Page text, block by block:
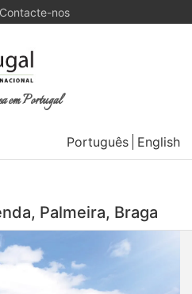
Contacte-nos
em Portugal
Português English
Palmeira, Braga